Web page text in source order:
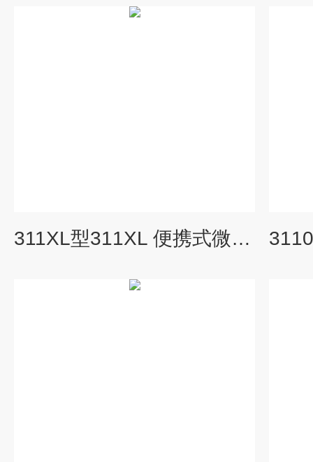
311XL型311XL 便携式微量氧测定仪